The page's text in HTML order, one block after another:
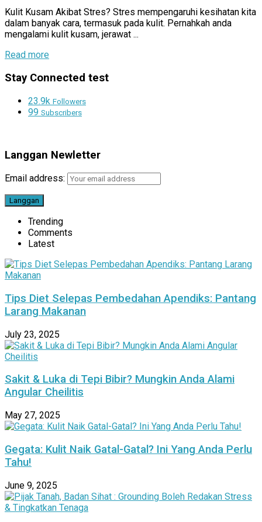
Kulit Kusam Akibat Stres? Stres mempengaruhi kesihatan kita
dalam banyak cara, termasuk pada kulit. Pernahkah anda
mengalami kulit kusam, jerawat ...
Read moreDetails
Stay Connected test
23.9k Followers
99 Subscribers
Langgan Newletter
Email address:
Trending
Comments
Latest
Tips Diet Selepas Pembedahan Apendiks: Pantang
Larang Makanan
July 23, 2025
Sakit & Luka di Tepi Bibir? Mungkin Anda Alami
Angular Cheilitis
May 27, 2025
Gegata: Kulit Naik Gatal-Gatal? Ini Yang Anda Perlu
Tahu!
June 9, 2025